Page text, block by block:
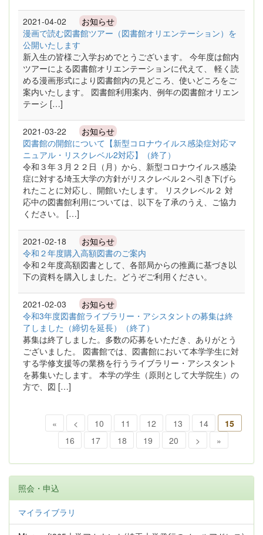
2021-04-02 お知らせ
漫画で読む図書館ツアー（図書館オリエンテーション）を
公開いたします
新入生の皆様ご入学おめでとうございます。 今年度は館内
ツアーによる図書館オリエンテーションに代えて、 軽く読
める漫画形式により図書館内の見どころ、使いどころをご
案内いたします。 図書館利用案内、例年の図書館オリエン
テーシ […]
2021-03-22 お知らせ
図書館の開館について【新型コロナウイルス感染症対応マ
ニュアル・リスクレベル2対応】（終了）
令和３年３月２２日（月）から、新型コロナウイルス感染
症に対する埼玉大学の方針がリスクレベル２へ引き下げら
れたことに対応し、開館いたします。 リスクレベル２ 対
応中の図書館利用については、以下を了承のうえ、ご協力
ください。 […]
2021-02-18 お知らせ
令和２年度購入高額図書のご案内
令和２年度高額図書として、各部局からの推薦に基づき以
下の資料を購入しました。どうぞご利用ください。
2021-02-03 お知らせ
令和3年度図書館ライブラリー・アシスタントの募集は終
了しました（締切を延長）（終了）
募集は終了しました。多数の応募をいただき、ありがとう
ございました。 図書館では、図書館において本学学生に対
する学修支援等の業務を行うライブラリー・アシスタント
を募集いたします。 本学の学生（原則として大学院生）の
方で、図 […]
« < 10 11 12 13 14
15
16
17 18 19 20 > »
照会・申込
マイライブラリ